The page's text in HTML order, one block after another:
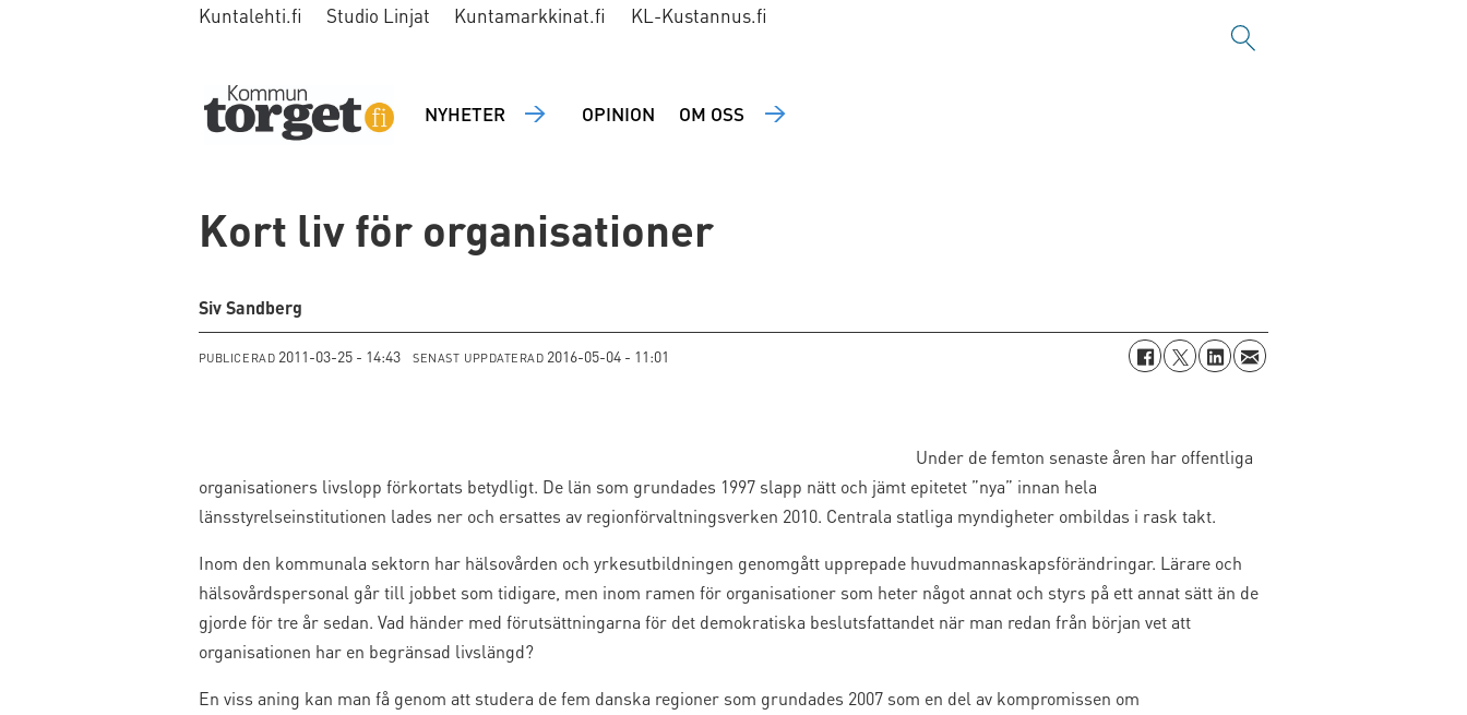
Kuntalehti.fi Studio Linjat Kuntamarkkinat.fi KL-Kustannus.fi
NYHETER OPINION OM OSS
Kort liv för organisationer
Siv Sandberg
PUBLICERAD 2011-03-25 - 14:43 SENAST UPPDATERAD 2016-05-04 - 11:01
Under de femton senaste åren har offentliga
organisationers livslopp förkortats betydligt. De län som grundades 1997 slapp nätt och jämt epitetet ”nya” innan hela
länsstyrelseinstitutionen lades ner och ersattes av regionförvaltningsverken 2010. Centrala statliga myndigheter ombildas i rask takt.
Inom den kommunala sektorn har hälsovården och yrkesutbildningen genomgått upprepade huvudmannaskapsförändringar. Lärare och
hälsovårdspersonal går till jobbet som tidigare, men inom ramen för organisationer som heter något annat och styrs på ett annat sätt än de
gjorde för tre år sedan. Vad händer med förutsättningarna för det demokratiska beslutsfattandet när man redan från början vet att
organisationen har en begränsad livslängd?
En viss aning kan man få genom att studera de fem danska regioner som grundades 2007 som en del av kompromissen om